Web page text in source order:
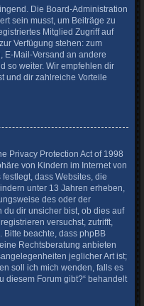
Die Board-Administration
sein musst, um Beiträge zu
Mitglied Zugriff auf
Verfügung stehen: zum
E-Mail-Versand an andere
so weiter. Wir empfehlen dir
und dir zahlreiche Vorteile
Privacy Protection Act of 1998
von Kindern im Internet von
dass Websites, die
unter 13 Jahren erheben,
des oder der
du dir unsicher bist, ob dies auf
versuchst, zutrifft,
beachte, dass phpBB
Rechtsberatung anbieten
jeglicher Art ist;
soll ich mich wenden, falls es
diesem Forum gibt?“ behandelt